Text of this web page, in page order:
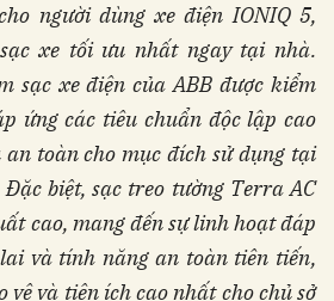
người dùng xe điện IONIQ 5,
xe tối ưu nhất ngay tại nhà.
sạc xe điện của ABB được kiểm
ứng các tiêu chuẩn độc lập cao
an toàn cho mục đích sử dụng tại
biệt, sạc treo tường Terra AC
cao, mang đến sự linh hoạt đáp
và tính năng an toàn tiên tiến,
vệ và tiện ích cao nhất cho chủ sở